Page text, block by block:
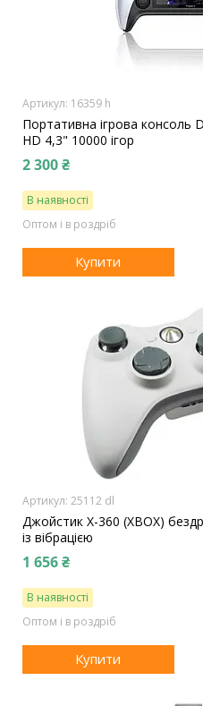
16359 h
Портативна ігрова консоль
HD 4,3" 10000 ігор
2 300 ₴
В наявності
Оптом і в роздріб
Купити
25112 dl
Джойстик X-360 (XBOX)
із вібрацією
1 656 ₴
В наявності
Оптом і в роздріб
Купити